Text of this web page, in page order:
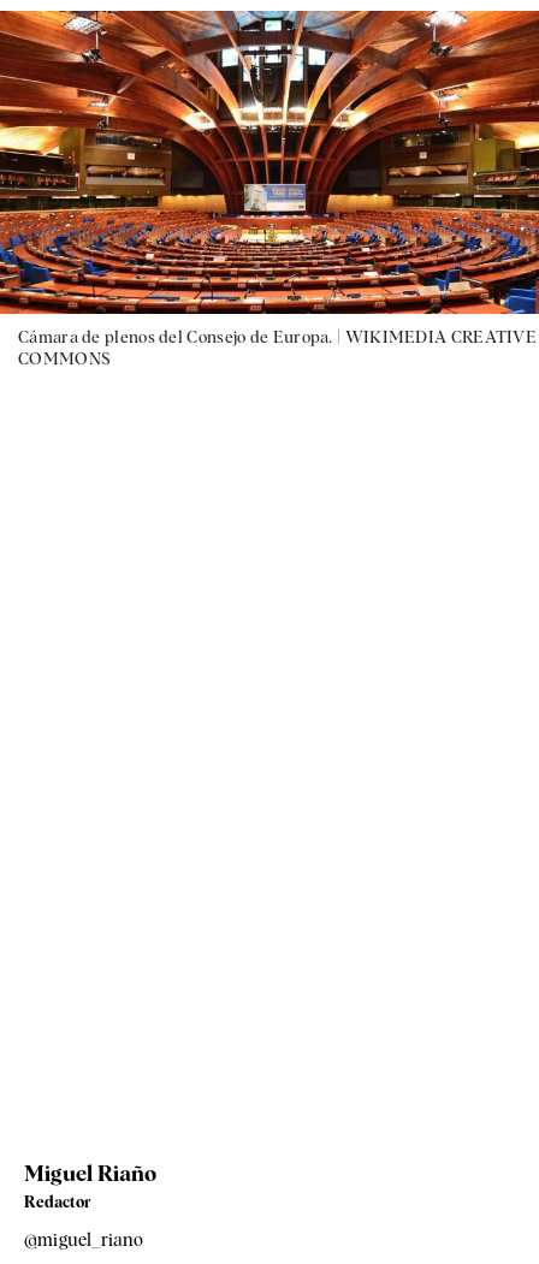
Cámara de plenos del Consejo de Europa. | WIKIMEDIA CREATIVE
COMMONS
Miguel Riaño
Redactor
@miguel_riano